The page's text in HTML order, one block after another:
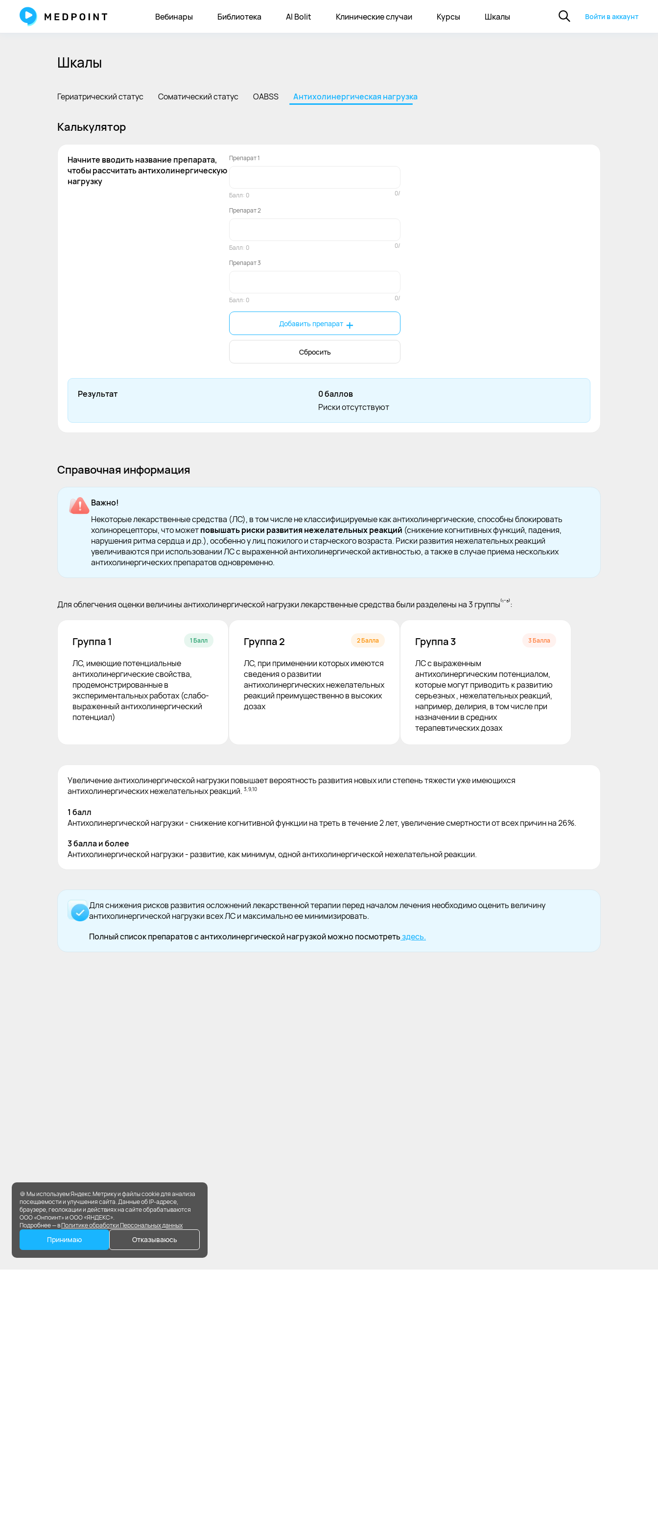
Вебинары Библиотека AI Bolit Клинические случаи Курсы Шкалы Войти в аккаунт
Шкалы
Гериатрический статус Соматический статус OABSS Антихолинергическая нагрузка
Калькулятор
Начните вводить название препарата,
чтобы рассчитать антихолинергическую
нагрузку
Препарат 1
0/
Балл: 0
Препарат 2
0/
Балл: 0
Препарат 3
0/
Балл: 0
Добавить препарат +
Сбросить
Результат
0 баллов
Риски отсутствуют
Справочная информация
Важно!
Некоторые лекарственные средства (ЛС), в том числе не классифицируемые как антихолинергические, способны блокировать
холинорецепторы, что можетповышать риски развития нежелательных реакций (снижение когнитивных функций, падения,
нарушения ритма сердца и др.), особенно у лиц пожилого и старческого возраста. Риски развития нежелательных реакций
увеличиваются при использовании ЛС с выраженной антихолинергической активностью, а также в случае приема нескольких
антихолинергических препаратов одновременно.
Для облегчения оценки величины антихолинергической нагрузки лекарственные средства были разделены на 3 группы⁽¹⁻⁸⁾:
Группа 1 1 Балл
ЛС, имеющие потенциальные
антихолинергические свойства,
продемонстрированные в
экспериментальных работах (слабо-
выраженный антихолинергический
потенциал)
Группа 2 2 Балла
ЛС, при применении которых имеются
сведения о развитии
антихолинергических нежелательных
реакций преимущественно в высоких
дозах
Группа 3 3 Балла
ЛС с выраженным
антихолинергическим потенциалом,
которые могут приводить к развитию
серьезных , нежелательных реакций,
например, делирия, в том числе при
назначении в средних
терапевтических дозах
Увеличение антихолинергической нагрузки повышает вероятность развития новых или степень тяжести уже имеющихся
антихолинергических нежелательных реакций. 3,9,10
1 балл
Антихолинергической нагрузки - снижение когнитивной функции на треть в течение 2 лет, увеличение смертности от всех причин на 26%.
3 балла и более
Антихолинергической нагрузки - развитие, как минимум, одной антихолинергической нежелательной реакции.
Для снижения рисков развития осложнений лекарственной терапии перед началом лечения необходимо оценить величину
антихолинергической нагрузки всех ЛС и максимально ее минимизировать.
Полный список препаратов с антихолинергической нагрузкой можно посмотретьздесь.
🍪 Мы используем Яндекс.Метрику и файлы cookie для анализа
посещаемости и улучшения сайта. Данные об IP-адресе,
браузере, геолокации и действиях на сайте обрабатываются
ООО «Онпоинт» и ООО «ЯНДЕКС».
Подробнее — вПолитике обработки Персональных данных
Принимаю Отказываюсь